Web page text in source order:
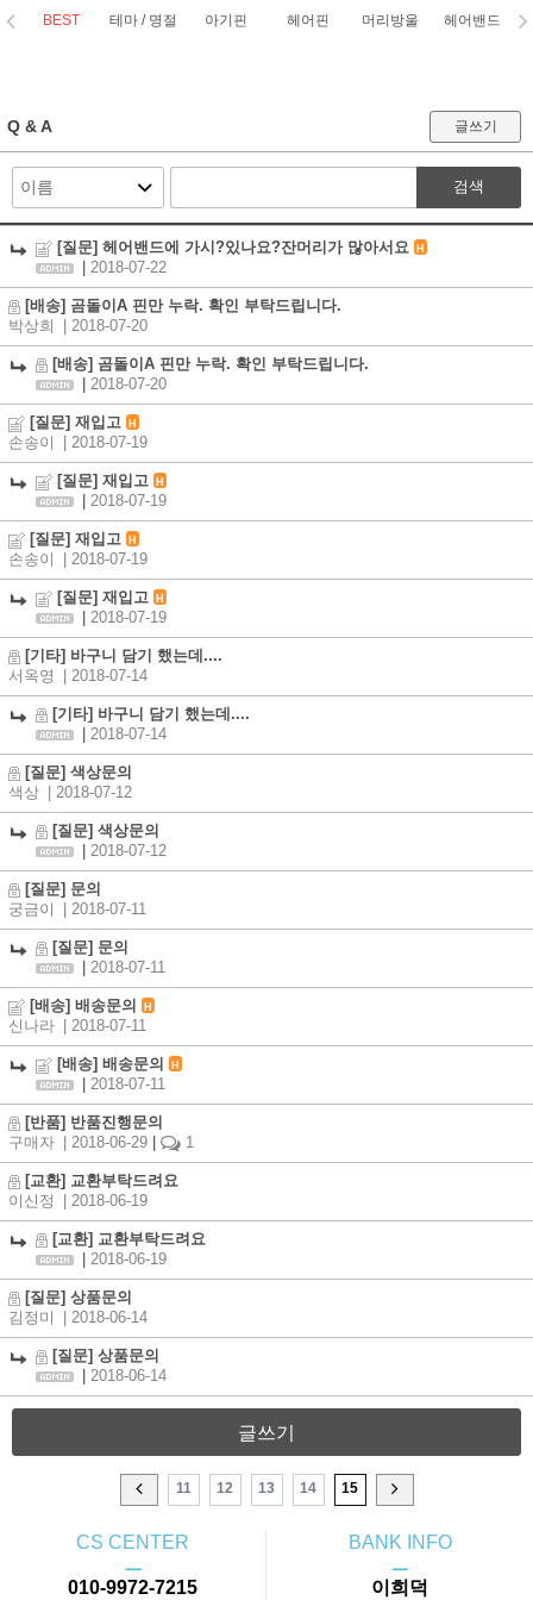
BEST 테마 / 명절 아기핀 헤어핀 머리방울 헤어밴드
Q & A 글쓰기
검색
[질문] 헤어밴드에 가시?있나요?잔머리가 많아서요 H
2018-07-22
[배송] 곰돌이A 핀만 누락. 확인 부탁드립니다.
박상희
| 2018-07-20
[배송] 곰돌이A 핀만 누락. 확인 부탁드립니다.
2018-07-20
[질문] 재입고 H
손송이 | 2018-07-19
[질문] 재입고 H
2018-07-19
[질문] 재입고 H
손송이 | 2018-07-19
[질문] 재입고 H
2018-07-19
[기타] 바구니 담기 했는데....
서옥영
| 2018-07-14
[기타] 바구니 담기 했는데....
2018-07-14
[질문] 색상문의
색상
| 2018-07-12
[질문] 색상문의
2018-07-12
[질문] 문의
궁금이
| 2018-07-11
[질문] 문의
2018-07-11
[배송] 배송문의 H
신나라 | 2018-07-11
[배송] 배송문의 H
2018-07-11
[반품] 반품진행문의
구매자
| 2018-06-29 1
[교환] 교환부탁드려요
이신정
| 2018-06-19
[교환] 교환부탁드려요
2018-06-19
[질문] 상품문의
김정미
| 2018-06-14
[질문] 상품문의
2018-06-14
글쓰기
11 12 13 14 15
CS CENTER
ㅡ
010-9972-7215
BANK INFO
ㅡ
이희덕